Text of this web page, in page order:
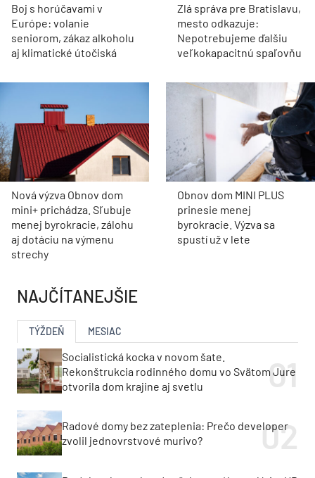
Boj s horúčavami v
Európe: volanie
seniorom, zákaz alkoholu
aj klimatické útočiská
Zlá správa pre Bratislavu,
mesto odkazuje:
Nepotrebujeme ďalšiu
veľkokapacitnú spaľovňu
Nová výzva Obnov dom
mini+ prichádza. Sľubuje
menej byrokracie, zálohu
aj dotáciu na výmenu
strechy
Obnov dom MINI PLUS
prinesie menej
byrokracie. Výzva sa
spustí už v lete
NAJČÍTANEJŠIE
TÝŽDEŇ MESIAC
Socialistická kocka v novom šate.
Rekonštrukcia rodinného domu vo Svätom Jure
otvorila dom krajine aj svetlu
Radové domy bez zateplenia: Prečo developer
zvolil jednovrstvové murivo?